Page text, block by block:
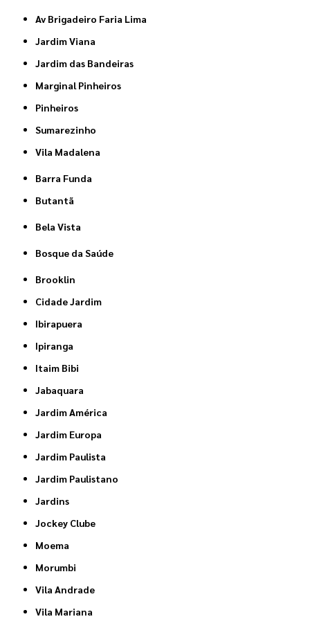
Av Brigadeiro Faria Lima
Jardim Viana
Jardim das Bandeiras
Marginal Pinheiros
Pinheiros
Sumarezinho
Vila Madalena
Barra Funda
Butantã
Bela Vista
Bosque da Saúde
Brooklin
Cidade Jardim
Ibirapuera
Ipiranga
Itaim Bibi
Jabaquara
Jardim América
Jardim Europa
Jardim Paulista
Jardim Paulistano
Jardins
Jockey Clube
Moema
Morumbi
Vila Andrade
Vila Mariana